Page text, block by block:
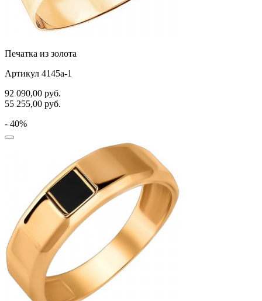
Печатка из золота
Артикул 4145а-1
92 090,00 руб.
55 255,00 руб.
- 40%